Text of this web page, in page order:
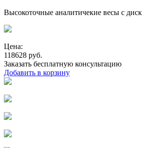
Высокоточные аналитичекие весы с
Цена:
118628 руб.
Заказать бесплатную консультацию
Добавить в корзину